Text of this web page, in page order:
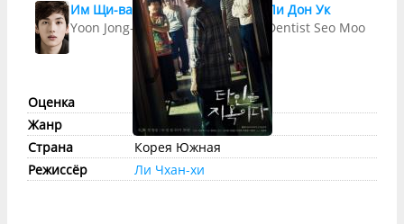
Им Щи-ван
Yoon Jong-woo, room 303
Ли Дон Ук
Dentist Seo Moon-jo
Оценка imdb:7.8КП:7.9
Жанр
триллер, криминал
Страна
Корея Южная
Режиссёр
Ли Чхан-хи